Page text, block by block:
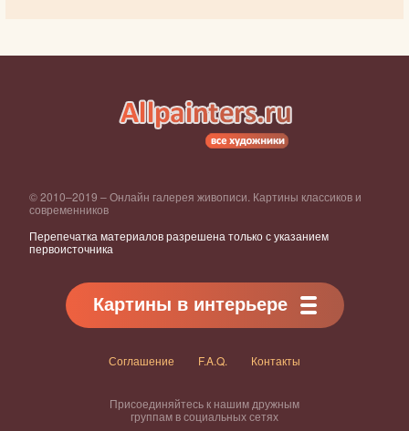
© 2010–2019 – Онлайн галерея живописи. Картины классиков и
современников
Перепечатка материалов разрешена только с указанием
первоисточника
Картины в интерьере
Соглашение F.A.Q. Контакты
Присоединяйтесь к нашим дружным
группам в социальных сетях